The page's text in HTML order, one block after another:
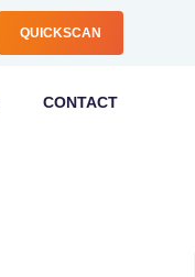
QUICKSCAN
CONTACT